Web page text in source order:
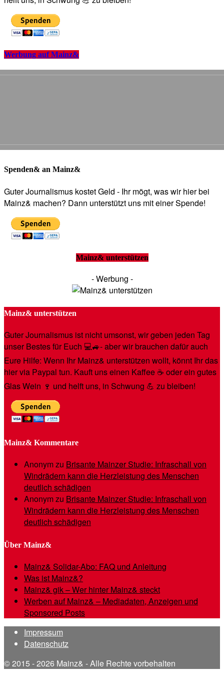
Werbung auf Mainz&
Spenden& an Mainz&
Guter Journalismus kostet Geld - Ihr mögt, was wir hier bei
Mainz& machen? Dann unterstützt uns mit einer Spende!
Mainz& unterstützen
- Werbung -
Mainz& unterstützen
Guter Journalismus ist nicht umsonst, wir geben jeden Tag
unser Bestes für Euch 💻🚙- aber wir brauchen dafür auch
Eure Hilfe: Wenn Ihr Mainz& unterstützen wollt, könnt Ihr das
hier via Paypal tun. Kauft uns einen Kaffee ☕️ oder ein gutes
Glas Wein 🍷 und helft uns, in Schwung 💪 zu bleiben!
Mainz& Kommentare
Anonymzu Brisante Mainzer Studie: Infraschall von
Windrädern kann die Herzleistung des Menschen
deutlich schädigen
Anonymzu Brisante Mainzer Studie: Infraschall von
Windrädern kann die Herzleistung des Menschen
deutlich schädigen
Über Mainz&
Mainz& Solidar-Abo: FAQ und Anleitung
Was ist Mainz&?
Mainz& gik – Wer hinter Mainz& steckt
Werben auf Mainz& – Mediadaten, Anzeigen und
Sponsored Posts
Impressum
Datenschutz
© 2015 - 2026 Mainz& - Alle Rechte vorbehalten